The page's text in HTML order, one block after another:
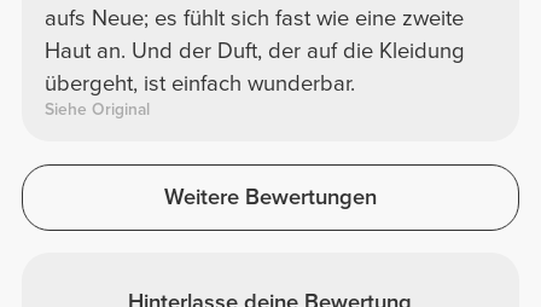
aufs Neue; es fühlt sich fast wie eine zweite
Haut an. Und der Duft, der auf die Kleidung
übergeht, ist einfach wunderbar.
Siehe Original
Weitere Bewertungen